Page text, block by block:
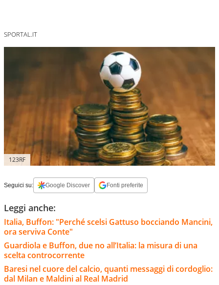
SPORTAL.IT
123RF
Seguici su: Google Discover Fonti preferite
Leggi anche:
Italia, Buffon: "Perché scelsi Gattuso bocciando Mancini,
ora serviva Conte"
Guardiola e Buffon, due no all’Italia: la misura di una
scelta controcorrente
Baresi nel cuore del calcio, quanti messaggi di cordoglio:
dal Milan e Maldini al Real Madrid